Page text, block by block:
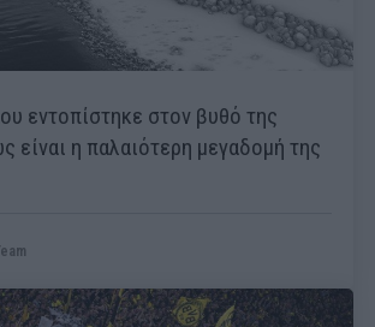
εντοπίστηκε στον βυθό της
είναι η παλαιότερη μεγαδομή της